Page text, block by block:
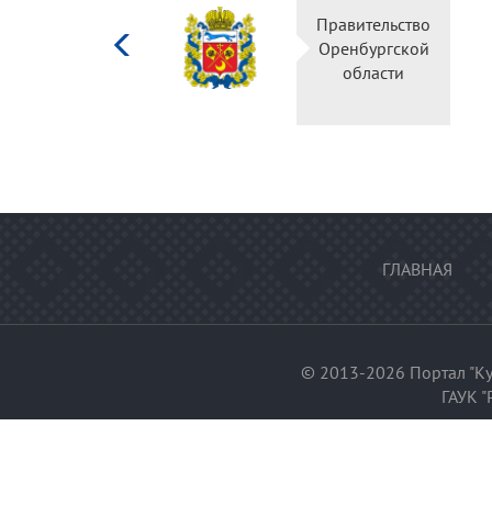
Правительство
Оренбургской
области
ГЛАВНАЯ
© 2013-2026 Портал
ГАУК